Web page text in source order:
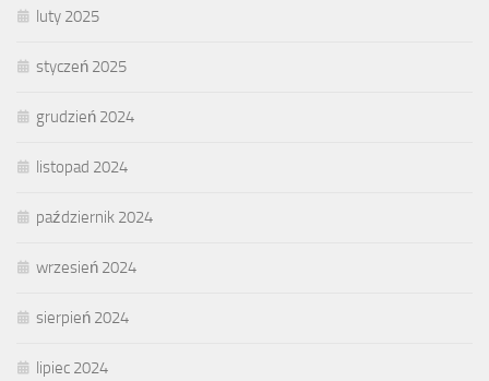
luty 2025
styczeń 2025
grudzień 2024
listopad 2024
październik 2024
wrzesień 2024
sierpień 2024
lipiec 2024